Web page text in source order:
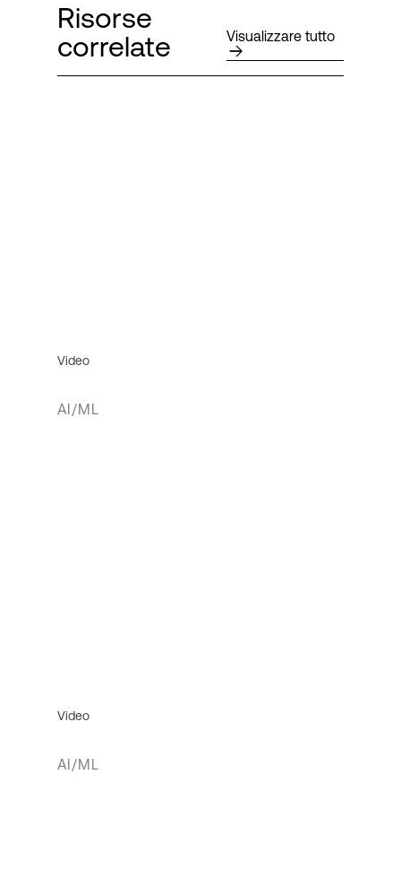
Risorse
correlate
Visualizzare tutto
Video
AI/ML
Video
AI/ML